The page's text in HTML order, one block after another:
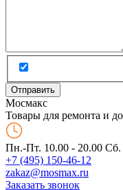
Мосмакс
Товары для ремонта и
Пн.-Пт. 10.00 - 20.00 Сб.
+7 (495) 150-46-12
zakaz@mosmax.ru
Заказать звонок